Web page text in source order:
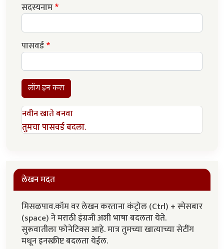
सदस्यनाम
पासवर्ड
लॉग इन करा
नवीन खाते बनवा
तुमचा पासवर्ड बदला.
लेखन मदत
मिसळपाव.कॉम वर लेखन करताना कंट्रोल (Ctrl) + स्पेसबार
(space) ने मराठी इंग्रजी अशी भाषा बदलता येते.
सुरूवातीला फोनेटिक्स आहे. मात्र तुमच्या खात्याच्या सेटींग
मधून इनस्क्रीप्ट बदलता येईल.